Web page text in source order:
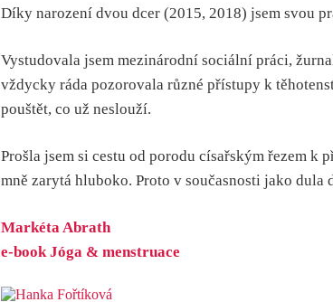
Díky narození dvou dcer (2015, 2018) jsem svou
Vystudovala jsem mezinárodní sociální práci,
vždycky ráda pozorovala různé přístupy k
pouštět, co už neslouží.
Prošla jsem si cestu od porodu císařským řezem k
mně zarytá hluboko. Proto v současnosti jako
Markéta Abrath
e-book Jóga & menstruace